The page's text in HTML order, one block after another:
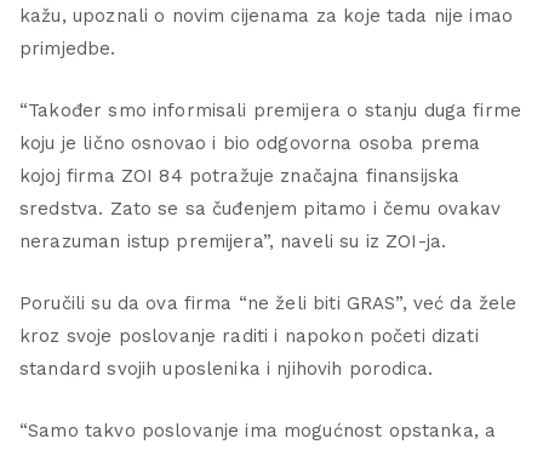
kažu, upoznali o novim cijenama za koje tada nije imao
primjedbe.
“Također smo informisali premijera o stanju duga firme
koju je lično osnovao i bio odgovorna osoba prema
kojoj firma ZOI 84 potražuje značajna finansijska
sredstva. Zato se sa čuđenjem pitamo i čemu ovakav
nerazuman istup premijera”, naveli su iz ZOI-ja.
Poručili su da ova firma “ne želi biti GRAS”, već da žele
kroz svoje poslovanje raditi i napokon početi dizati
standard svojih uposlenika i njihovih porodica.
“Samo takvo poslovanje ima mogućnost opstanka, a